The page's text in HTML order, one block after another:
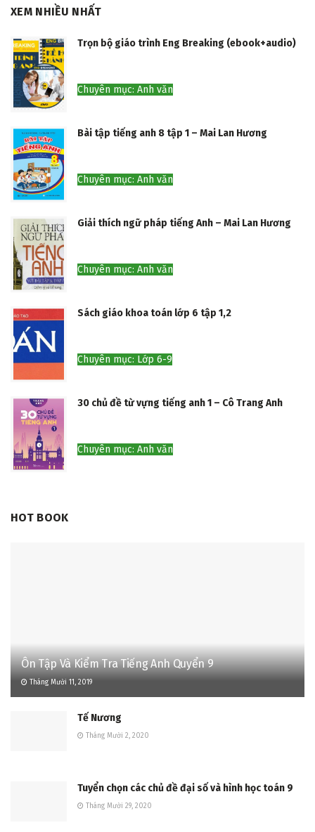
XEM NHIỀU NHẤT
Trọn bộ giáo trình Eng Breaking (ebook+audio)
Chuyên mục: Anh văn
Bài tập tiếng anh 8 tập 1 – Mai Lan Hương
Chuyên mục: Anh văn
Giải thích ngữ pháp tiếng Anh – Mai Lan Hương
Chuyên mục: Anh văn
Sách giáo khoa toán lớp 6 tập 1,2
Chuyên mục: Lớp 6-9
30 chủ đề từ vựng tiếng anh 1 – Cô Trang Anh
Chuyên mục: Anh văn
HOT BOOK
Ôn Tập Và Kiểm Tra Tiếng Anh Quyển 9
Tháng Mười 11, 2019
Tế Nương
Tháng Mười 2, 2020
Tuyển chọn các chủ đề đại số và hình học toán 9
Tháng Mười 29, 2020